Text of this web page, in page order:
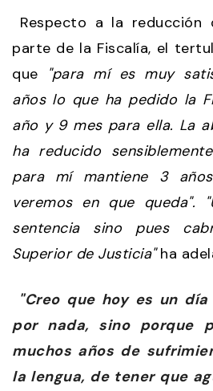
Respecto a la
parte de la Fiscalía, el
que
"para mí es muy
años lo que ha pedido la
año y 9 mes para ella. La
ha reducido
para mí mantiene 3
veremos en que queda".
sentencia sino pues
Superior de Justicia"ha
"Creo que hoy es un
por nada, sino porque
muchos años de
la lengua, de tener que